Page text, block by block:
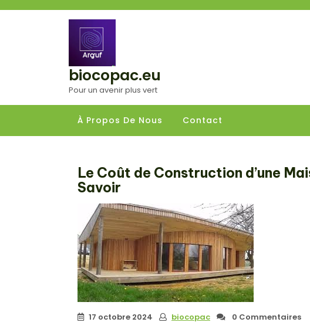
biocopac.eu
Pour un avenir plus vert
À Propos De Nous Contact
Le Coût de Construction d’une
Savoir
17 octobre 2024 biocopac 0 Commentaires